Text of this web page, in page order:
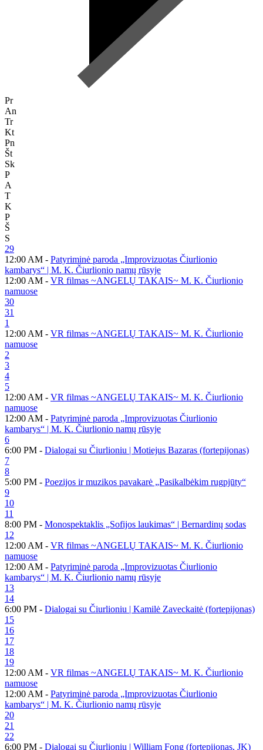
Pr
An
Tr
Kt
Pn
Št
Sk
P
A
T
K
P
Š
S
29
12:00 AM - Patyriminė paroda „Improvizuotas Čiurlionio
kambarys“ | M. K. Čiurlionio namų rūsyje
12:00 AM - VR filmas ~ANGELŲ TAKAIS~ M. K. Čiurlionio
namuose
30
31
1
12:00 AM - VR filmas ~ANGELŲ TAKAIS~ M. K. Čiurlionio
namuose
2
3
4
5
12:00 AM - VR filmas ~ANGELŲ TAKAIS~ M. K. Čiurlionio
namuose
12:00 AM - Patyriminė paroda „Improvizuotas Čiurlionio
kambarys“ | M. K. Čiurlionio namų rūsyje
6
6:00 PM - Dialogai su Čiurlioniu | Motiejus Bazaras (fortepijonas)
7
8
5:00 PM - Poezijos ir muzikos pavakarė „Pasikalbėkim rugpjūty“
9
10
11
8:00 PM - Monospektaklis „Sofijos laukimas“ | Bernardinų sodas
12
12:00 AM - VR filmas ~ANGELŲ TAKAIS~ M. K. Čiurlionio
namuose
12:00 AM - Patyriminė paroda „Improvizuotas Čiurlionio
kambarys“ | M. K. Čiurlionio namų rūsyje
13
14
6:00 PM - Dialogai su Čiurlioniu | Kamilė Zaveckaitė (fortepijonas)
15
16
17
18
19
12:00 AM - VR filmas ~ANGELŲ TAKAIS~ M. K. Čiurlionio
namuose
12:00 AM - Patyriminė paroda „Improvizuotas Čiurlionio
kambarys“ | M. K. Čiurlionio namų rūsyje
20
21
22
6:00 PM - Dialogai su Čiurlioniu | William Fong (fortepijonas, JK)